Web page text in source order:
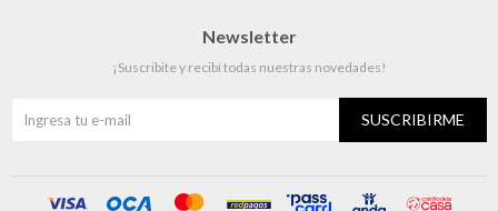
Newsletter
¡Suscribite y recibí todas nuestras novedades!
SUSCRIBIRME